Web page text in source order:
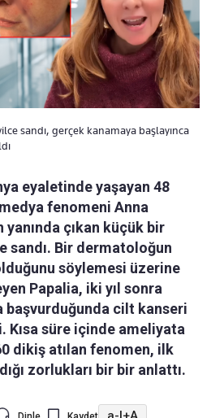
sandı, gerçek kanamaya başlayınca
eyaletinde yaşayan 48
fenomeni Anna
yanında çıkan küçük bir
sandı. Bir dermatoloğun
söylemesi üzerine
Papalia, iki yıl sonra
başvurduğunda cilt kanseri
Kısa süre içinde ameliyata
dikiş atılan fenomen, ilk
zorlukları bir bir anlattı.